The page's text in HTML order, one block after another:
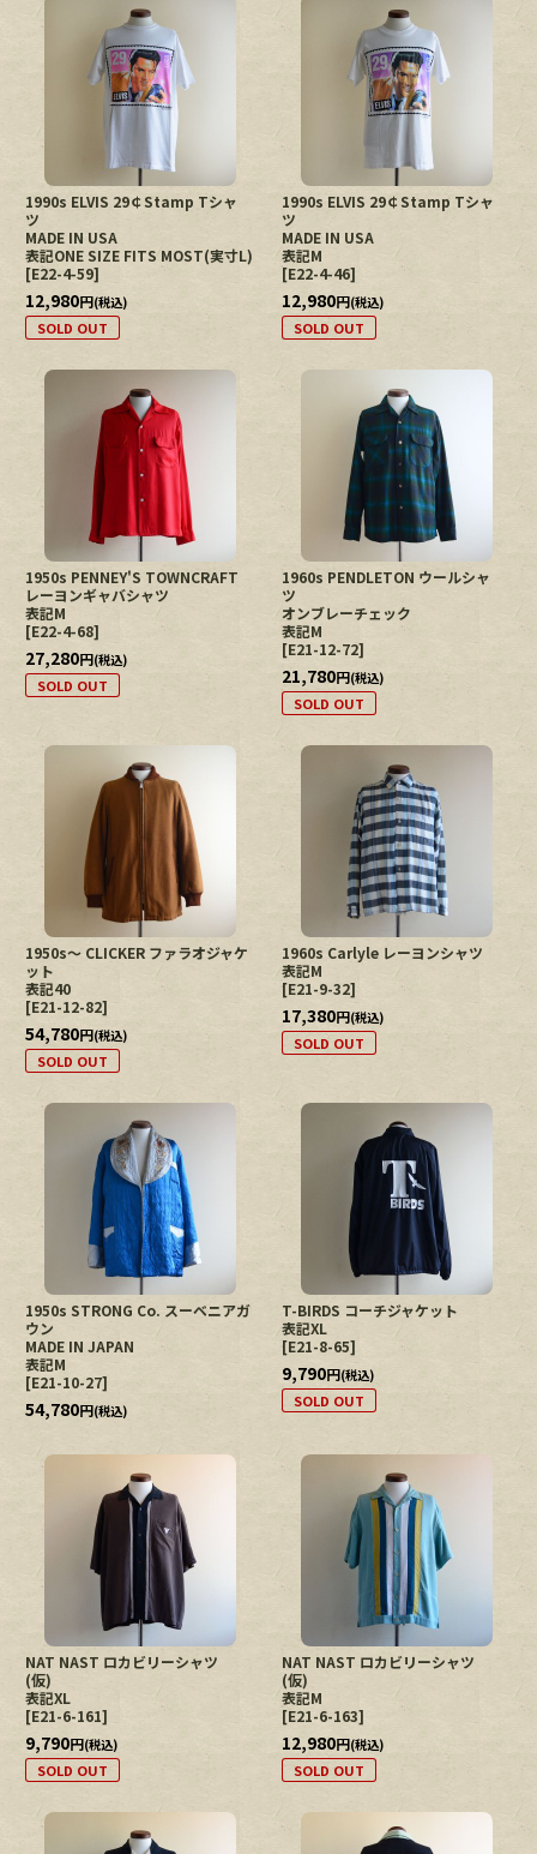
1990s ELVIS 29￠Stamp Tシャ
ツ
MADE IN USA
表記ONE SIZE FITS MOST(実寸L)
[E22-4-59]
12,980円(税込)
SOLD OUT
1990s ELVIS 29￠Stamp Tシャ
ツ
MADE IN USA
表記M
[E22-4-46]
12,980円(税込)
SOLD OUT
1950s PENNEY'S TOWNCRAFT
レーヨンギャバシャツ
表記M
[E22-4-68]
27,280円(税込)
SOLD OUT
1960s PENDLETON ウールシャ
ツ
オンブレーチェック
表記M
[E21-12-72]
21,780円(税込)
SOLD OUT
1950s〜 CLICKER ファラオジャケ
ット
表記40
[E21-12-82]
54,780円(税込)
SOLD OUT
1960s Carlyle レーヨンシャツ
表記M
[E21-9-32]
17,380円(税込)
SOLD OUT
1950s STRONG Co. スーベニアガ
ウン
MADE IN JAPAN
表記M
[E21-10-27]
54,780円(税込)
T-BIRDS コーチジャケット
表記XL
[E21-8-65]
9,790円(税込)
SOLD OUT
NAT NAST ロカビリーシャツ
(仮)
表記XL
[E21-6-161]
9,790円(税込)
SOLD OUT
NAT NAST ロカビリーシャツ
(仮)
表記M
[E21-6-163]
12,980円(税込)
SOLD OUT